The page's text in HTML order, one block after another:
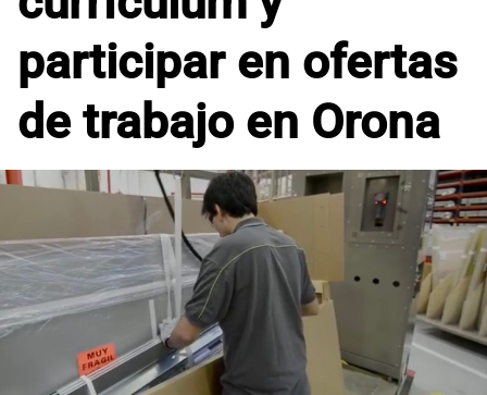
participar en ofertas
de trabajo en Orona